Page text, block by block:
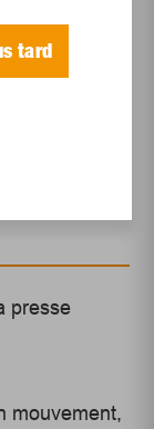
presse
mouvement,
tard